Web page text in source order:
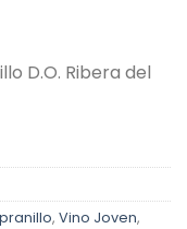
D.O. Ribera del
, Vino Joven,